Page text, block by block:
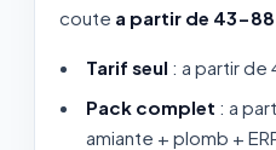
coute a partir de 43-88
Tarif seul : a partir de
Pack complet : a
amiante + plomb +